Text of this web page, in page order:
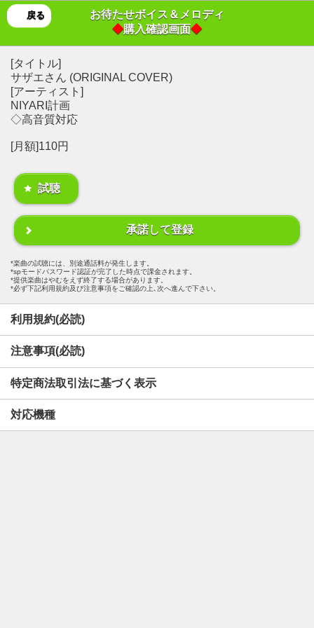
戻る
お待たせボイス＆メロディ
◆購入確認画面◆
[タイトル]
サザエさん (ORIGINAL COVER)
[アーティスト]
NIYARI計画
◇高音質対応
[月額]110円
試聴
承諾して登録
楽曲の試聴には、別途通話料が発生します。
spモードパスワード認証が完了した時点で課金されます。
提供楽曲はやむをえず終了する場合があります。
必ず下記利用規約及び注意事項をご確認の上､次へ進んで下さい。
利用規約(必読)
注意事項(必読)
特定商法取引法に基づく表示
対応機種